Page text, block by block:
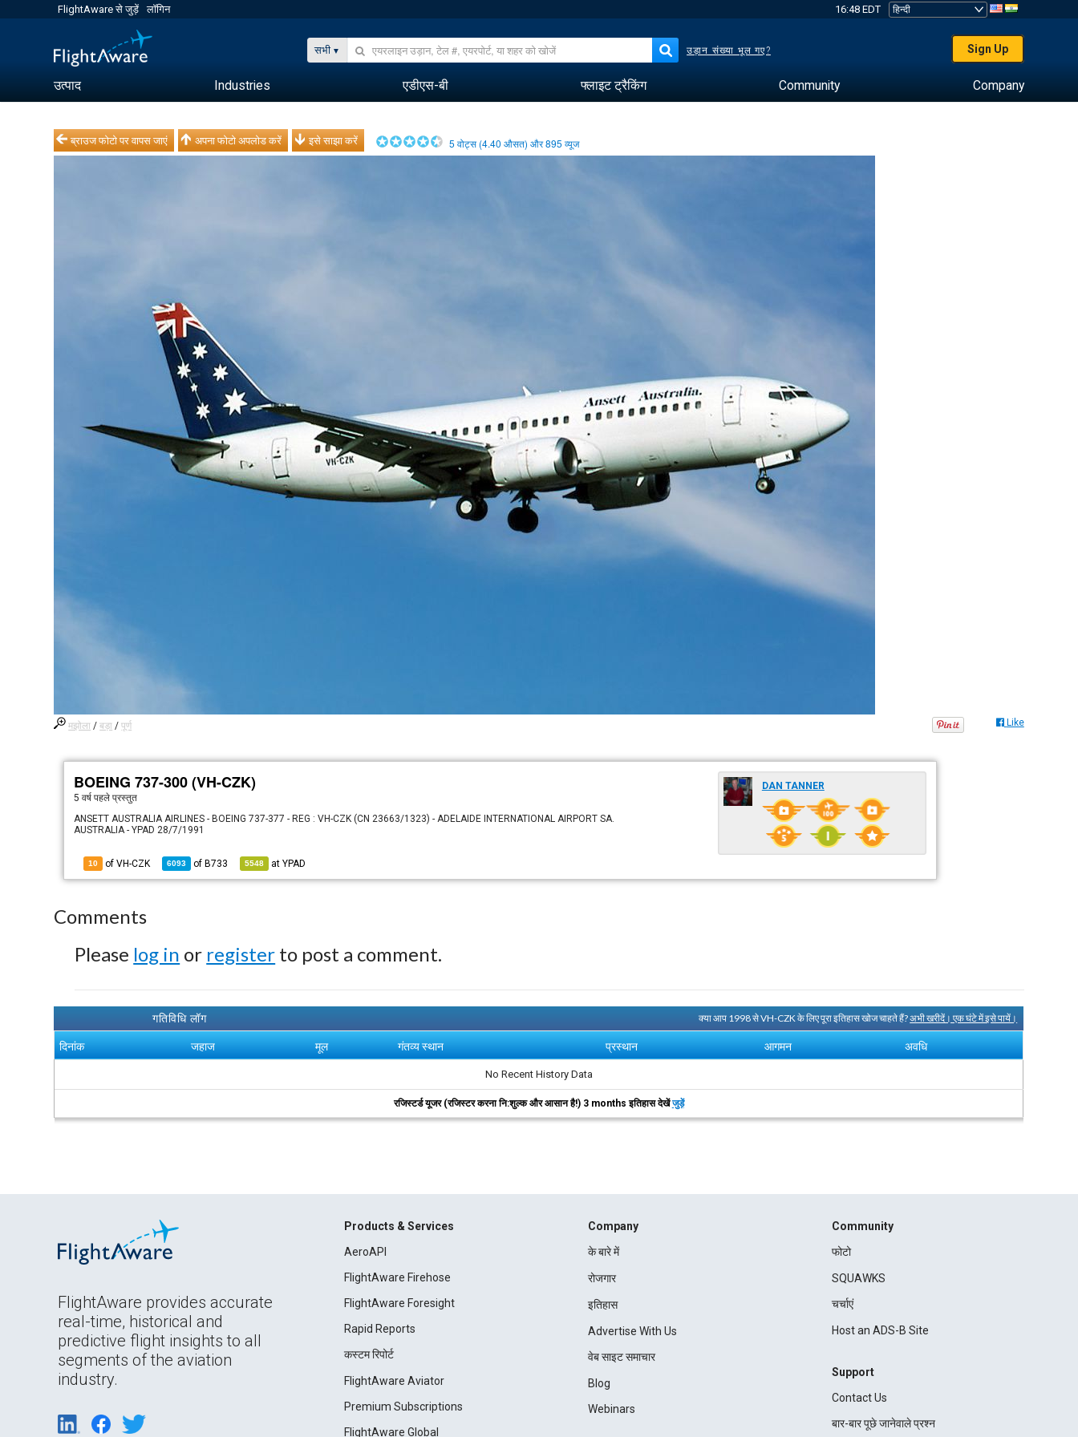
FlightAware से जुड़ें लॉगिन 16:48 EDT
सभी उड़ान संख्या भूल गए? Sign Up
उत्पाद Industries एडीएस-बी फ्लाइट ट्रैकिंग Community Company
ब्राउज फोटो पर वापस जाएं अपना फोटो अपलोड करें इसे साझा करें 5 वोट्स (4.40 औसत) और895 व्यूज
मझोला /बड़ा /पूर्ण Like
BOEING 737-300 (VH-CZK)
5 वर्ष पहले प्रस्तुत
ANSETT AUSTRALIA AIRLINES - BOEING 737-377 - REG : VH-CZK (CN 23663/1323) - ADELAIDE INTERNATIONAL AIRPORT SA.
AUSTRALIA - YPAD 28/7/1991
10 of VH-CZK 6093 of B733 5548 atYPAD
DAN TANNER
Comments
Please log in or register to post a comment.
गतिविधि लॉग क्या आप 1998 से VH-CZK के लिए पूरा इतिहास खोज चाहते हैं?अभी खरीदें। एक घंटे में इसे पायें।
दिनांक जहाज मूल गंतव्य स्थान प्रस्थान आगमन अवधि
No Recent History Data
रजिस्टर्ड यूजर (रजिस्टर करना नि:शुल्क और आसान है!) 3 months इतिहास देखेंजुड़ें
FlightAware provides accurate
real-time, historical and
predictive flight insights to all
segments of the aviation
industry.
Products & Services
AeroAPI
FlightAware Firehose
FlightAware Foresight
Rapid Reports
कस्टम रिपोर्ट
FlightAware Aviator
Premium Subscriptions
FlightAware Global
Company
के बारे में
रोजगार
इतिहास
Advertise With Us
वेब साइट समाचार
Blog
Webinars
Community
फोटो
SQUAWKS
चर्चाएं
Host an ADS-B Site
Support
Contact Us
बार-बार पूछे जानेवाले प्रश्न